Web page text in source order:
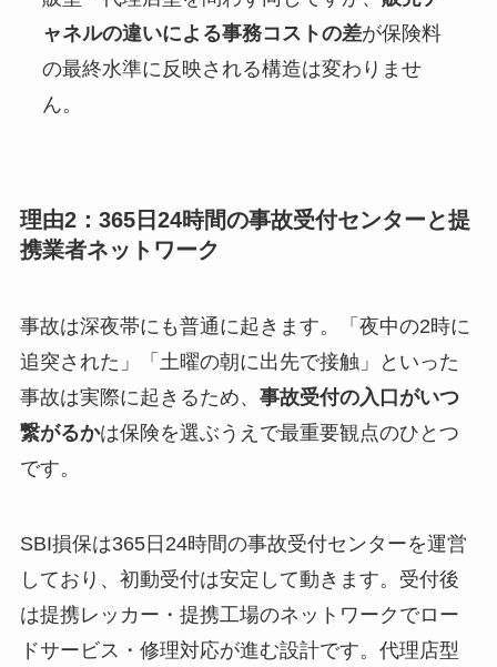
ャネルの違いによる事務コストの差が保険料
の最終水準に反映される構造は変わりませ
ん。
理由2：365日24時間の事故受付センターと提
携業者ネットワーク
事故は深夜帯にも普通に起きます。「夜中の2時に
追突された」「土曜の朝に出先で接触」といった
事故は実際に起きるため、 事故受付の入口がいつ
繋がるかは保険を選ぶうえで最重要観点のひとつ
です。
SBI損保は365日24時間の事故受付センターを運営
しており、初動受付は安定して動きます。受付後
は提携レッカー・提携工場のネットワークでロー
ドサービス・修理対応が進む設計です。代理店型